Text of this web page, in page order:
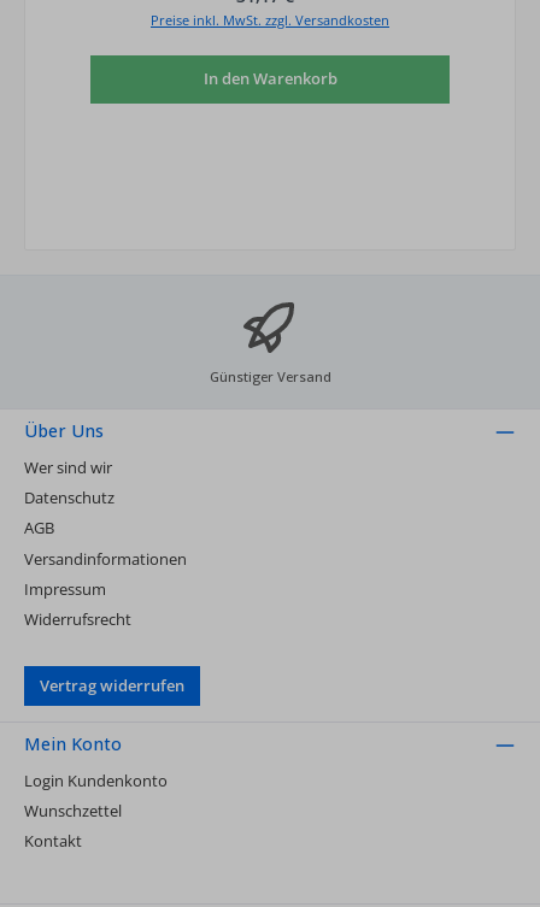
Preise inkl. MwSt. zzgl. Versandkosten
In den Warenkorb
Günstiger Versand
Über Uns
Wer sind wir
Datenschutz
AGB
Versandinformationen
Impressum
Widerrufsrecht
Vertrag widerrufen
Mein Konto
Login Kundenkonto
Wunschzettel
Kontakt